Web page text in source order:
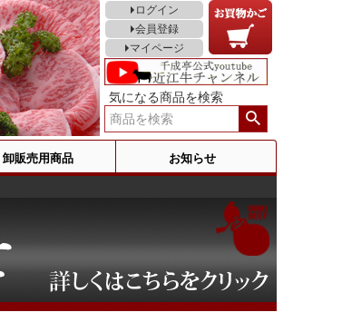
ログイン
会員登録
マイページ
気になる商品を検索
卸販売用商品 お知らせ